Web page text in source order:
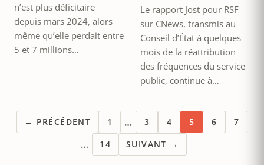
n’est plus déficitaire
depuis mars 2024, alors
même qu’elle perdait entre
5 et 7 millions…
Le rapport Jost pour RSF
sur CNews, transmis au
Conseil d’État à quelques
mois de la réattribution
des fréquences du service
public, continue à…
← PRÉCÉDENT 1 … 3 4 5 6 7
… 14 SUIVANT →